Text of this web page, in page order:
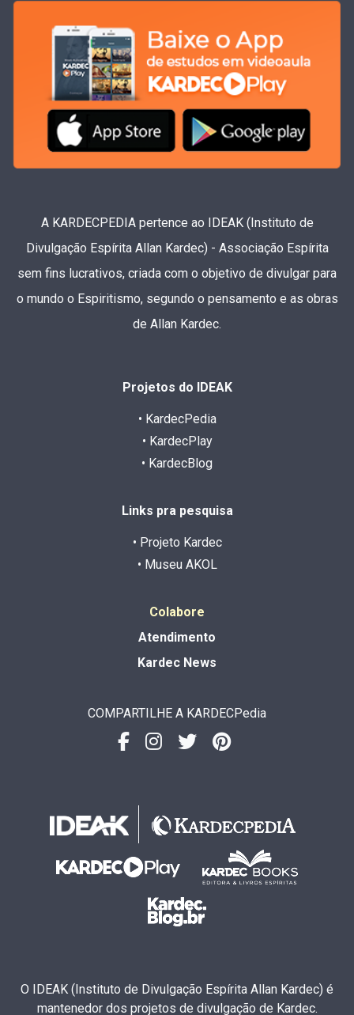
A KARDECPEDIA pertence ao IDEAK (Instituto de
Divulgação Espírita Allan Kardec) - Associação Espírita
sem fins lucrativos, criada com o objetivo de divulgar para
o mundo o Espiritismo, segundo o pensamento e as obras
de Allan Kardec.
Projetos do IDEAK
• KardecPedia
• KardecPlay
• KardecBlog
Links pra pesquisa
• Projeto Kardec
• Museu AKOL
Colabore
Atendimento
Kardec News
COMPARTILHE A KARDECPedia
O IDEAK (Instituto de Divulgação Espírita Allan Kardec) é
mantenedor dos projetos de divulgação de Kardec.